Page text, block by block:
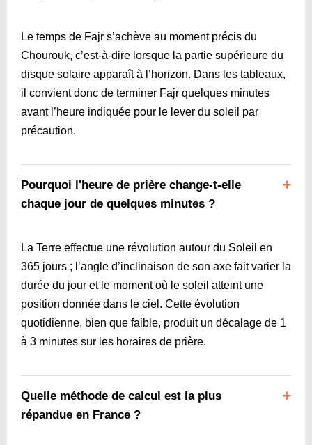
Le temps de Fajr s’achève au moment précis du
Chourouk, c’est-à-dire lorsque la partie supérieure du
disque solaire apparaît à l’horizon. Dans les tableaux,
il convient donc de terminer Fajr quelques minutes
avant l’heure indiquée pour le lever du soleil par
précaution.
Pourquoi l'heure de prière change-t-elle
chaque jour de quelques minutes ?
La Terre effectue une révolution autour du Soleil en
365 jours ; l’angle d’inclinaison de son axe fait varier la
durée du jour et le moment où le soleil atteint une
position donnée dans le ciel. Cette évolution
quotidienne, bien que faible, produit un décalage de 1
à 3 minutes sur les horaires de prière.
Quelle méthode de calcul est la plus
répandue en France ?